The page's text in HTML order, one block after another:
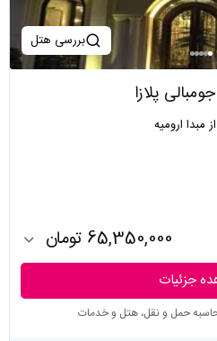
بررسی هتل
پلازا
از مبدا ارومیه
65,350,000 تومان
جزئیات
حمل و نقل، هتل و خدمات